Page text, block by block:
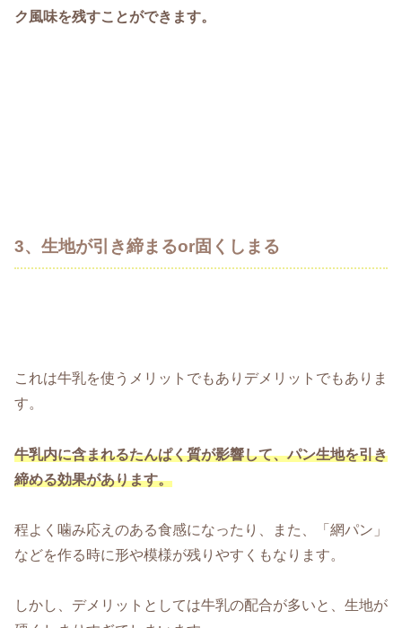
ク風味を残すことができます。
3、生地が引き締まるor固くしまる
これは牛乳を使うメリットでもありデメリットでもありま
す。
牛乳内に含まれるたんぱく質が影響して、パン生地を引き
締める効果があります。
程よく噛み応えのある食感になったり、また、「網パン」
などを作る時に形や模様が残りやすくもなります。
しかし、デメリットとしては牛乳の配合が多いと、生地が